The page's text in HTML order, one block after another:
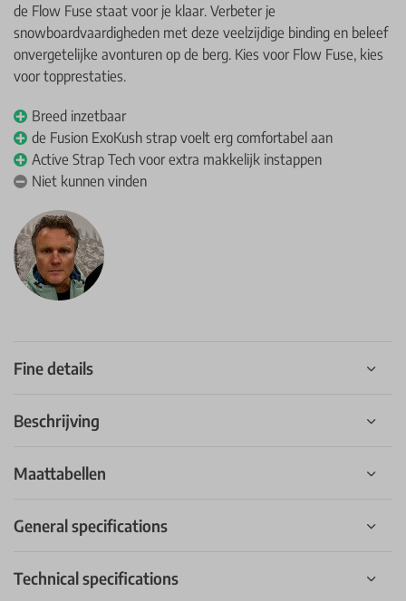
de Flow Fuse staat voor je klaar. Verbeter je
snowboardvaardigheden met deze veelzijdige binding en beleef
onvergetelijke avonturen op de berg. Kies voor Flow Fuse, kies
voor topprestaties.
Breed inzetbaar
de Fusion ExoKush strap voelt erg comfortabel aan
Active Strap Tech voor extra makkelijk instappen
Niet kunnen vinden
Fine details
Beschrijving
Maattabellen
General specifications
Technical specifications